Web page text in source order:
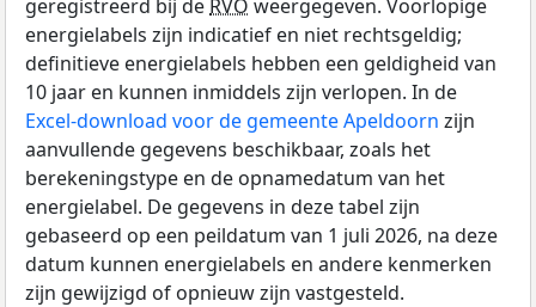
geregistreerd bij de RVO weergegeven. Voorlopige
energielabels zijn indicatief en niet rechtsgeldig;
definitieve energielabels hebben een geldigheid van
10 jaar en kunnen inmiddels zijn verlopen. In de
Excel-download voor de gemeente Apeldoorn zijn
aanvullende gegevens beschikbaar, zoals het
berekeningstype en de opnamedatum van het
energielabel. De gegevens in deze tabel zijn
gebaseerd op een peildatum van 1 juli 2026, na deze
datum kunnen energielabels en andere kenmerken
zijn gewijzigd of opnieuw zijn vastgesteld.